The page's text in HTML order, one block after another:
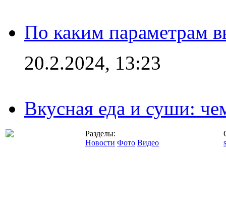
По каким параметрам
20.2.2024, 13:23
Вкусная еда и суши:
Разделы:
Новости Фото Видео